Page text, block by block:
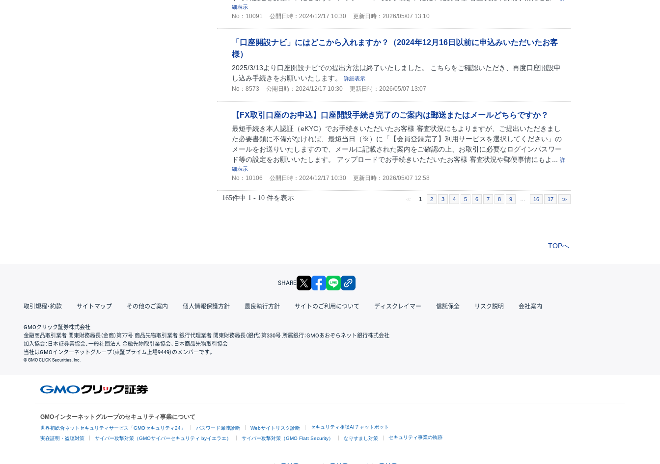
細表示
No：10091 公開日時：2024/12/17 10:30 更新日時：2026/05/07 13:10
「口座開設ナビ」にはどこから入れますか？（2024年12月16日以前に申込みいただいたお客
様）
2025/3/13より口座開設ナビでの提出方法は終了いたしました。 こちらをご確認いただき、再度口座開設申
し込み手続きをお願いいたします。
詳細表示
No：8573 公開日時：2024/12/17 10:30 更新日時：2026/05/07 13:07
【FX取引口座のお申込】口座開設手続き完了のご案内は郵送またはメールどちらですか？
最短手続き本人認証（eKYC）でお手続きいただいたお客様 審査状況にもよりますが、ご提出いただきまし
た必要書類に不備がなければ、最短当日（※）に「【会員登録完了】利用サービスを選択してください」の
メールをお送りいたしますので、メールに記載された案内をご確認の上、お取引に必要なログインパスワー
ド等の設定をお願いいたします。 アップロードでお手続きいただいたお客様 審査状況や郵便事情にもよ...
詳
細表示
No：10106 公開日時：2024/12/17 10:30 更新日時：2026/05/07 12:58
165件中 1 - 10 件を表示 1 2 3 4 5 6 7 8 9 16 17 ≫
TOPへ
SHARE X facebook
取引規程・約款 サイトマップ その他のご案内 個人情報保護方針 最良執行方針 サイトのご利用について ディスクレイマー 信託保全 リスク説明 会社案内
GMOクリック証券株式会社
金融商品取引業者 関東財務局長（金商）第77号 商品先物取引業者 銀行代理業者 関東財務局長（銀代）第330号 所属銀行：GMOあおぞらネット銀行株式会社
加入協会：日本証券業協会、一般社団法人 金融先物取引業協会、日本商品先物取引協会
当社はGMOインターネットグループ（東証プライム上場9449）のメンバーです。
© GMO CLICK Securities, Inc.
GMOインターネットグループのセキュリティ事業について
世界初総合ネットセキュリティサービス「GMOセキュリティ24」 パスワード漏洩診断 Webサイトリスク診断 セキュリティ相談AIチャットボット
実在証明・盗聴対策 サイバー攻撃対策（GMOサイバーセキュリティ byイエラエ） サイバー攻撃対策（GMO Flatt Security） なりすまし対策 セキュリティ事業の軌跡